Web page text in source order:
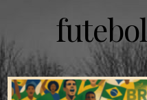
futebol